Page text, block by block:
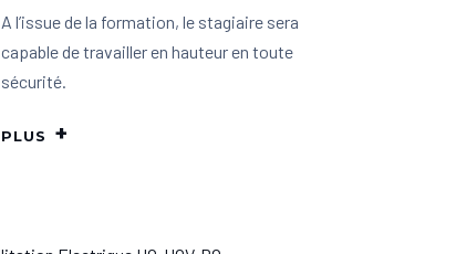
A l’issue de la formation, le stagiaire sera
capable de travailler en hauteur en toute
sécurité.
PLUS